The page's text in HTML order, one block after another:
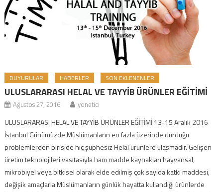
DUYURULAR HABERLER SON EKLENENLER
ULUSLARARASI HELAL VE TAYYİB ÜRÜNLER EĞİTİMİ
Ağustos 27, 2016 yonetici
ULUSLARARASI HELAL VE TAYYİB ÜRÜNLER EĞİTİMİ 13-15 Aralık 2016
İstanbul Günümüzde Müslümanların en fazla üzerinde durduğu
problemlerden biriside hiç şüphesiz Helal ürünlere ulaşmadır. Gelişen
üretim teknolojileri vasıtasıyla ham madde kaynakları hayvansal,
mikrobiyel veya bitkisel olarak elde edilmiş çok sayıda katkı maddesi,
değişik amaçlarla Müslümanların günlük hayatta kullandığı ürünlerde